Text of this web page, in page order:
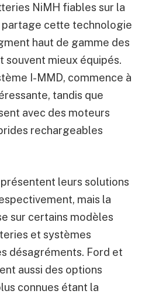
NiMH fiables sur la
partage cette technologie
haut de gamme des
souvent mieux équipés.
I-MMD, commence à
tandis que
avec des moteurs
rechargeables
leurs solutions
mais la
sur certains modèles
et systèmes
désagréments. Ford et
aussi des options
connues étant la